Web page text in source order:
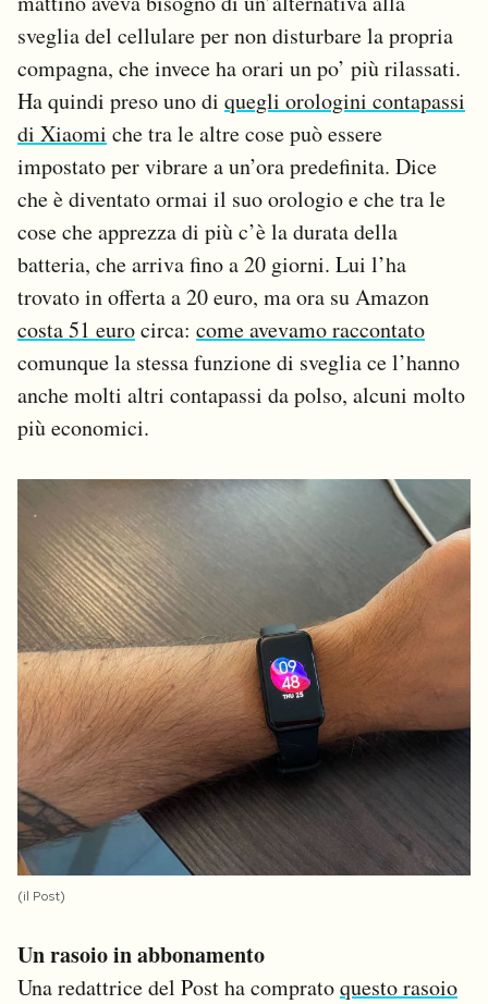
sveglia del cellulare per non disturbare la propria
compagna, che invece ha orari un po’ più rilassati.
Ha quindi preso uno di quegli orologini contapassi
di Xiaomi che tra le altre cose può essere
impostato per vibrare a un’ora predefinita. Dice
che è diventato ormai il suo orologio e che tra le
cose che apprezza di più c’è la durata della
batteria, che arriva fino a 20 giorni. Lui l’ha
trovato in offerta a 20 euro, ma ora su Amazon
costa 51 eurocirca: come avevamo raccontato
comunque la stessa funzione di sveglia ce l’hanno
anche molti altri contapassi da polso, alcuni molto
più economici.
(il Post)
Un rasoio in abbonamento
Una redattrice del Post ha compratoquesto rasoio